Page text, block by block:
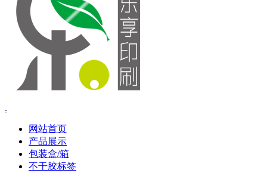
.
网站首页
产品展示
包装盒/箱
不干胶标签